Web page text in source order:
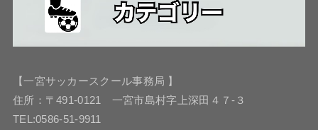
【一宮サッカースクール事務局 】
住所：〒491-0121 一宮市島村字上深田４７-３
TEL:0586-51-9911